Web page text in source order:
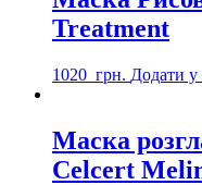
Treatment
1020 грн. Додати
Маска
Celcert